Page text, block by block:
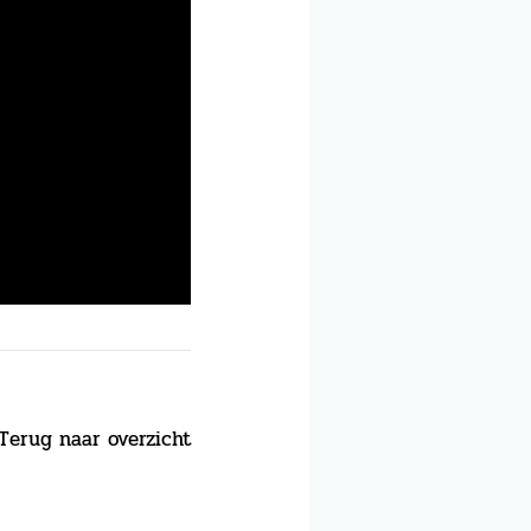
naar overzicht